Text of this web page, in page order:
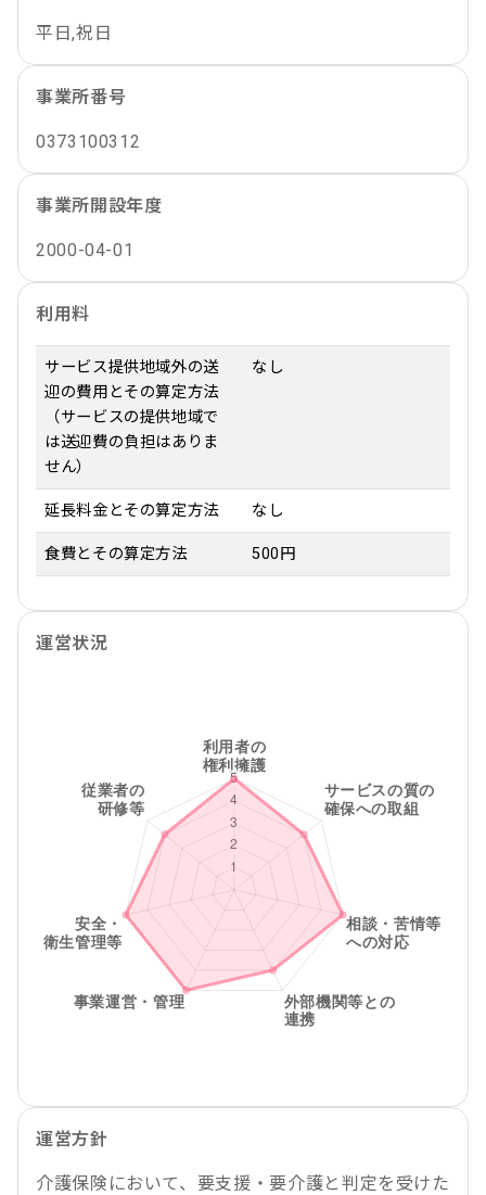
平日,祝日
事業所番号
0373100312
事業所開設年度
2000-04-01
利用料
サービス提供地域外の送
迎の費用とその算定方法
（サービスの提供地域で
は送迎費の負担はありま
せん）
なし
延長料金とその算定方法 なし
食費とその算定方法 500円
運営状況
運営方針
介護保険において、要支援・要介護と判定を受けた